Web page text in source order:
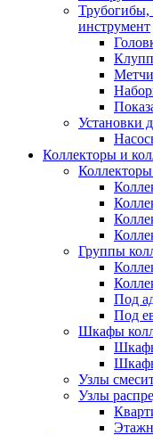
Трубогибы,
инструмент
Установки
Коллекторы и
Группы
Под
Под
Шкафы
Узлы
Узлы